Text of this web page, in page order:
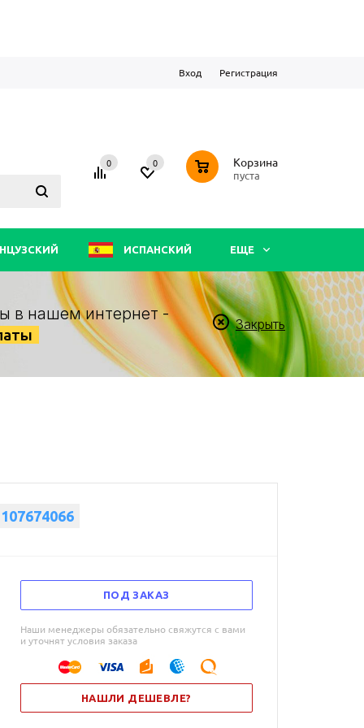
Вход Регистрация
0 0 0 Корзина
пуста
ИСПАНСКИЙ ЕЩЕ
в нашем интернет -
Закрыть
ПОД ЗАКАЗ
Наши менеджеры обязательно свяжутся с вами
и уточнят условия заказа
НАШЛИ ДЕШЕВЛЕ?